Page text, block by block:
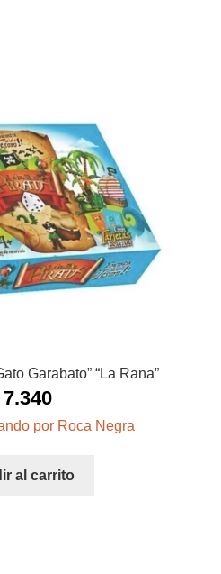
Garabato” “La Rana”
7.340
por Roca Negra
al carrito